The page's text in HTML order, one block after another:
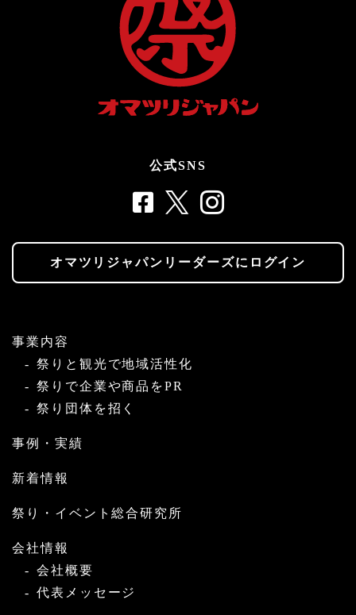
公式SNS
オマツリジャパンリーダーズにログイン
事業内容
祭りと観光で地域活性化
祭りで企業や商品をPR
祭り団体を招く
事例・実績
新着情報
祭り・イベント総合研究所
会社情報
会社概要
代表メッセージ